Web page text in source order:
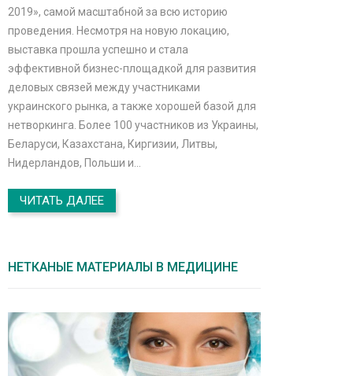
2019», самой масштабной за всю историю
проведения. Несмотря на новую локацию,
выставка прошла успешно и стала
эффективной бизнес-площадкой для развития
деловых связей между участниками
украинского рынка, а также хорошей базой для
нетворкинга. Более 100 участников из Украины,
Беларуси, Казахстана, Киргизии, Литвы,
Нидерландов, Польши и…
ЧИТАТЬ ДАЛЕЕ
НЕТКАНЫЕ МАТЕРИАЛЫ В МЕДИЦИНЕ